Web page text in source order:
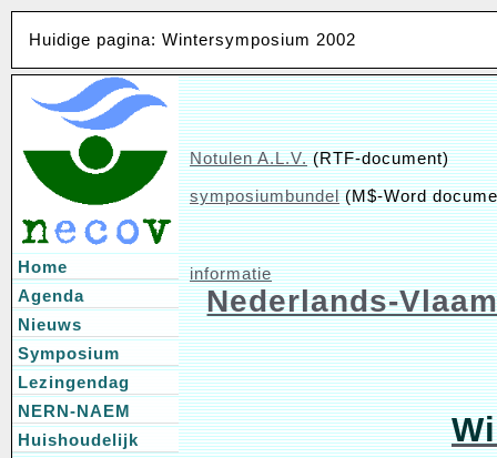
Huidige pagina: Wintersymposium 2002
Notulen A.L.V.(RTF-document)
symposiumbundel(M$-Word
informatie
Nederlands-
Home
Agenda
Nieuws
Symposium
Lezingendag
NERN-NAEM
Huishoudelijk